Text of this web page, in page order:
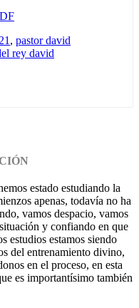
, pastor david
rey david
estado estudiando la
apenas, todavía no ha
vamos despacio, vamos
y confiando en que
estudios estamos siendo
del entrenamiento divino,
en el proceso, en esta
es importantísimo también